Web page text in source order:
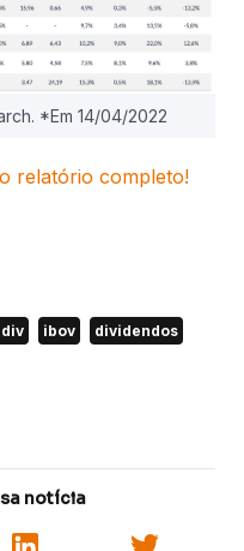
*Em 14/04/2022
relatório completo!
ibov dividendos
notícia